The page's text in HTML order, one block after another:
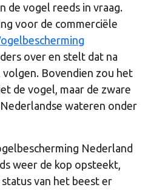
de vogel reeds in vraag.
voor de commerciële
over en stelt dat na
Bovendien zou het
de vogel, maar de zware
wateren onder
Nederland
weer de kop opsteekt,
van het beest er